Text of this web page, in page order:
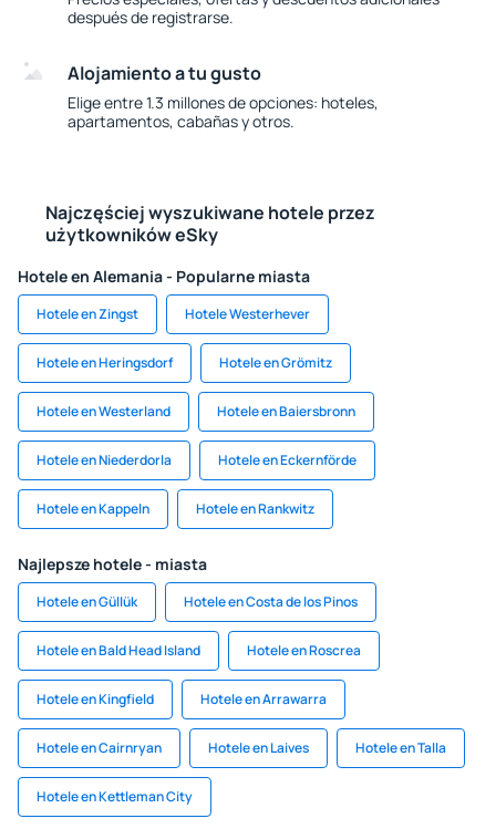
después de registrarse.
Alojamiento a tu gusto
Elige entre 1.3 millones de opciones: hoteles,
apartamentos, cabañas y otros.
Najczęściej wyszukiwane hotele przez
użytkowników eSky
Hotele en Alemania - Popularne miasta
Hotele en Zingst Hotele Westerhever
Hotele en Heringsdorf Hotele en Grömitz
Hotele en Westerland Hotele en Baiersbronn
Hotele en Niederdorla Hotele en Eckernförde
Hotele en Kappeln Hotele en Rankwitz
Najlepsze hotele - miasta
Hotele en Güllük Hotele en Costa de los Pinos
Hotele en Bald Head Island Hotele en Roscrea
Hotele en Kingfield Hotele en Arrawarra
Hotele en Cairnryan Hotele en Laives Hotele en Talla
Hotele en Kettleman City